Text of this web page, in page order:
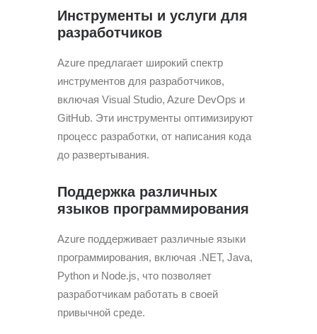
Инструменты и услуги для
разработчиков
Azure предлагает широкий спектр
инструментов для разработчиков,
включая Visual Studio, Azure DevOps и
GitHub. Эти инструменты оптимизируют
процесс разработки, от написания кода
до развертывания.
Поддержка различных
языков программирования
Azure поддерживает различные языки
программирования, включая .NET, Java,
Python и Node.js, что позволяет
разработчикам работать в своей
привычной среде.